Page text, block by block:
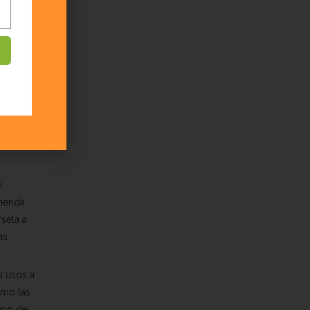
valor
a
usos a
las